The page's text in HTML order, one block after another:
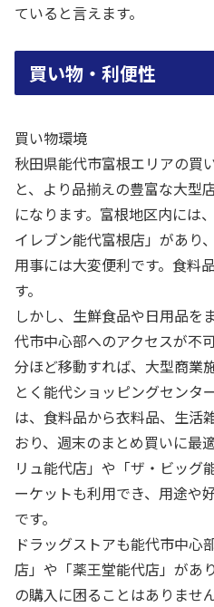
ていると言えます。
買い物・利便性
買い物環境
秋田県能代市富根エリアの買
と、より品揃えの豊富な大型
になります。富根地区内には
イレブン能代富根店」があり
用事には大変便利です。食料
す。
しかし、生鮮食品や日用品を
代市中心部へのアクセスが不
分ほど移動すれば、大型商業
とく能代ショッピングセンタ
は、食料品から衣料品、生活
おり、週末のまとめ買いに最
リュ能代店」や「ザ・ビッグ
ーケットも利用でき、用途や
です。
ドラッグストアも能代市中心
店」や「薬王堂能代店」があ
の購入に困ることはありませ